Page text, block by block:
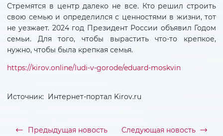
Стремятся в центр далеко не все. Кто решил строить
свою семью и определился с ценностями в жизни, тот
не уезжает. 2024 год Президент России объявил Годом
семьи. Для того, чтобы вырастить что-то крепкое,
нужно, чтобы была крепкая семья.
https://kirov.online/ludi-v-gorode/eduard-moskvin
Источник: Интернет-портал Kirov.ru
Предыдущая новость Следующая новость